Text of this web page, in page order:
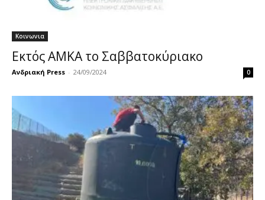
Κοινωνια
Εκτός ΑΜΚΑ το Σαββατοκύριακο
Ανδριακή Press - 24/09/2024 0